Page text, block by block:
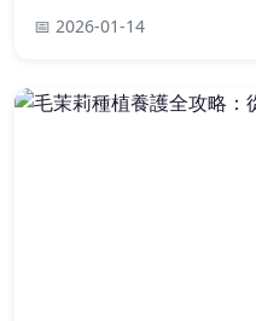
📅 2026-01-14